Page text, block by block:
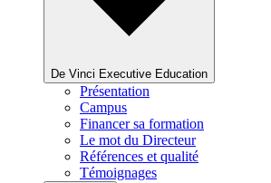
De Vinci Executive Education
Présentation
Campus
Financer sa formation
Le mot du Directeur
Références et qualité
Témoignages